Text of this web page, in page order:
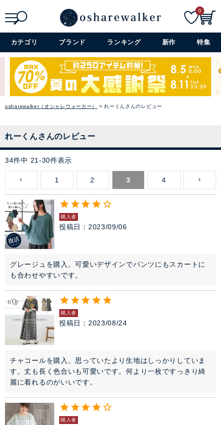
詳細検索+
0
カテゴリ ブランド ランキング 新作 特集
osharewalker（オシャレウォーカー） れーくんさんのレビュー
れーくんさんのレビュー
34件中 21 -30件表示
1 2 3 4
購入者
投稿日 2023/09/06
グレージュを購入。可愛いデザインでパンツにもスカートに
も合わせやすいです。
購入者
投稿日 2023/08/24
チャコールを購入。思っていたより生地はしっかりしていま
す。丈も長く色合いも可愛いです。何より一枚ですっきり綺
麗に着れるのがいいです。
購入者